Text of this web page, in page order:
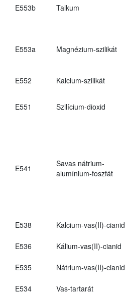
E553b Talkum
E553a Magnézium-szilikát
E552
Kalcium-szilikát
E551 Szilícium-dioxid
E541
Savas nátrium-
alumínium-foszfát
E538 Kalcium-vas(II)-cianid
E536
Kálium-vas(II)-cianid
E535
Nátrium-vas(II)-cianid
E534
Vas-tartarát